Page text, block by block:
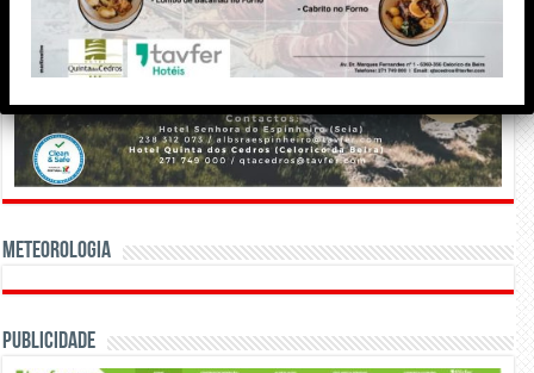
Meteorologia
Publicidade